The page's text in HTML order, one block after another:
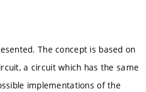
The concept is based on
a circuit which has the same
implementations of the